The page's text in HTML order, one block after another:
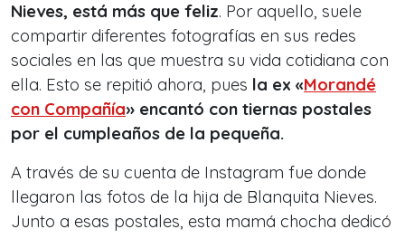
Nieves, está más que feliz. Por aquello, suele
compartir diferentes fotografías en sus redes
sociales en las que muestra su vida cotidiana con
ella. Esto se repitió ahora, pues la ex «Morandé
con Compañía» encantó con tiernas postales
por el cumpleaños de la pequeña.
A través de su cuenta de Instagram fue donde
llegaron las fotos de la hija de Blanquita Nieves.
Junto a esas postales, esta mamá chocha dedicó